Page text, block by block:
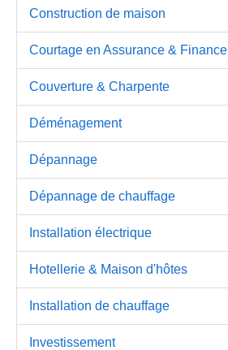
Construction de maison
Courtage en Assurance & Finance
Couverture & Charpente
Déménagement
Dépannage
Dépannage de chauffage
Installation électrique
Hotellerie & Maison d'hôtes
Installation de chauffage
Investissement